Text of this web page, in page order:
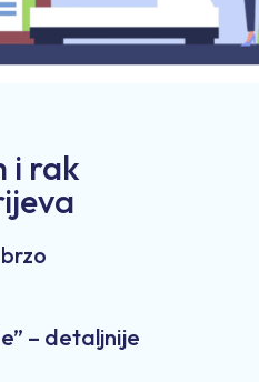
i rak
– detaljnije